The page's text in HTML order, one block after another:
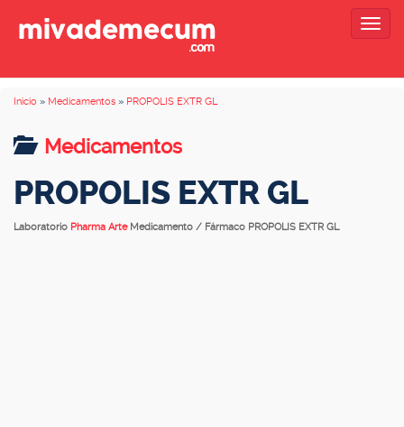
Inicio » Medicamentos » PROPOLIS EXTR GL
Medicamentos
PROPOLIS EXTR GL
Laboratorio Pharma Arte Medicamento / Fármaco PROPOLIS EXTR GL